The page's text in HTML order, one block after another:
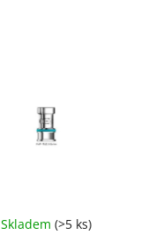
Skladem (>5 ks)